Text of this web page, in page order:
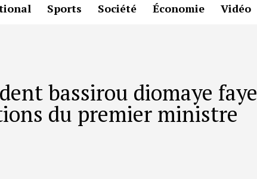
Sports Société Économie Vidéo
bassirou diomaye faye
du premier ministre